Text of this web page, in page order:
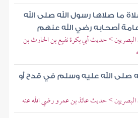
ما صلاها رسول الله صلى الله
أصحابه رضي الله عنهم
> حديث أبي بكرة نفيع بن الحارث بن
صلى الله عليه وسلم في قدح أو
> حديث عائذ بن عمرو رضي الله عنه